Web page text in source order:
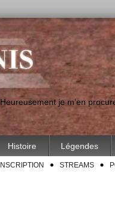
je m'en
Histoire Légendes
INSCRIPTION STREAMS